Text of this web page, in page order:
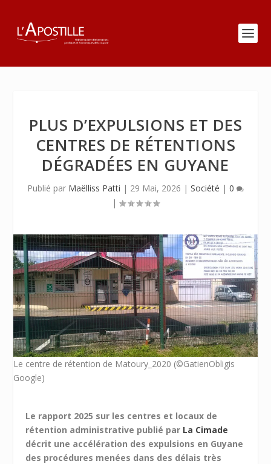
PLUS D’EXPULSIONS ET DES
CENTRES DE RÉTENTIONS
DÉGRADÉES EN GUYANE
Publié par Maëlliss Patti | 29 Mai, 2026 | Société | 0
|
Le centre de rétention de Matoury_2020 (©GatienObligis
Google)
Le rapport 2025 sur les centres et locaux de
rétention administrative publié par La Cimade
décrit une accélération des expulsions en Guyane
des procédures menées dans des délais très